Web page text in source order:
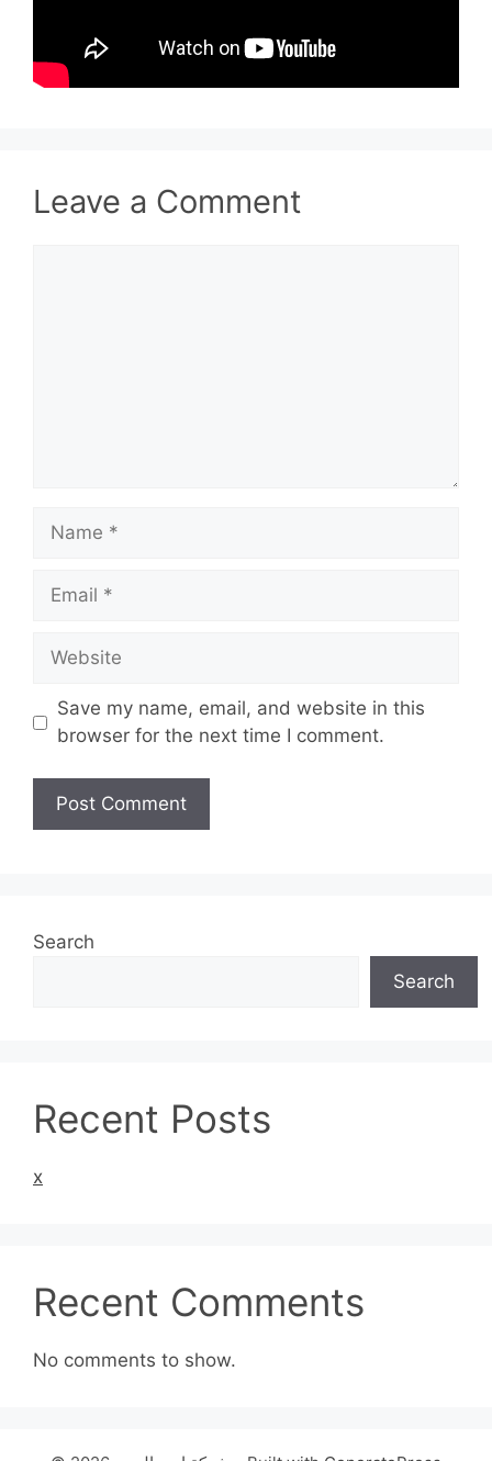
Leave a Comment
Name
Email
Website
Save my name, email, and website in this
browser for the next time I comment.
Search
Search
Recent Posts
x
Recent Comments
No comments to show.